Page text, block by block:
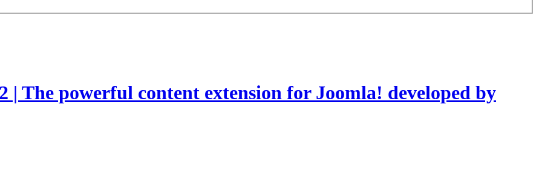
| The powerful content extension for Joomla! developed by